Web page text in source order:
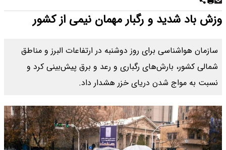
وزش باد شدید و رگبار مهمان نیمی از کشور
سازمان هواشناسی برای روز دوشنبه در ارتفاعات البرز و مناطق
شمالی کشور، بارش‌های رگباری و رعد و برق پیش‌بینی کرد و
نسبت به مواج شدن دریای خزر هشدار داد.